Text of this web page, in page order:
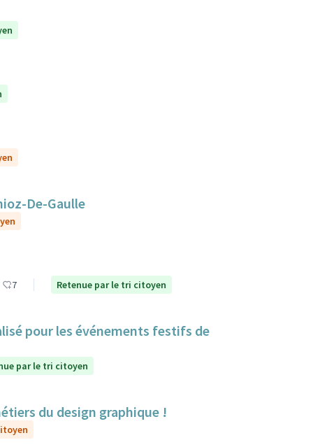
De-Gaulle
7 Retenue par le tri citoyen
pour les événements festifs de
par le tri citoyen
du design graphique !